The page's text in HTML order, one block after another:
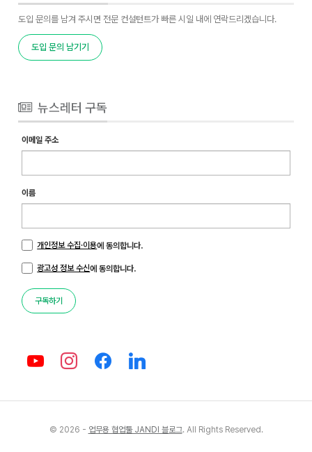
도입 문의를 남겨 주시면 전문 컨설턴트가 빠른 시일 내에 연락드리겠습니다.
도입 문의 남기기
뉴스레터 구독
이메일 주소
이름
개인정보 수집·이용에 동의합니다.
광고성 정보 수신에 동의합니다.
구독하기
© 2026 - 업무용 협업툴 JANDI 블로그. All Rights Reserved.